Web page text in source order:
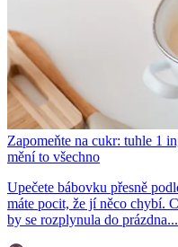
Zapomeňte na cukr: tuhle 1
mění to všechno
Upečete bábovku přesně
máte pocit, že jí něco chybí.
by se rozplynula do